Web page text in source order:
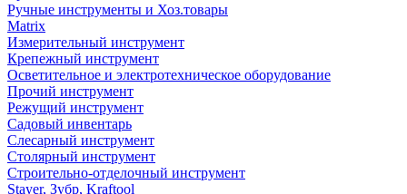
Ручные инструменты и Хоз.товары
Matrix
Измерительный инструмент
Крепежный инструмент
Осветительное и электротехническое оборудование
Прочий инструмент
Режущий инструмент
Садовый инвентарь
Слесарный инструмент
Столярный инструмент
Строительно-отделочный инструмент
Stayer, Зубр, Kraftool